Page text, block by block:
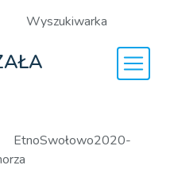
Wyszukiwarka
EtnoSwołowo2020-